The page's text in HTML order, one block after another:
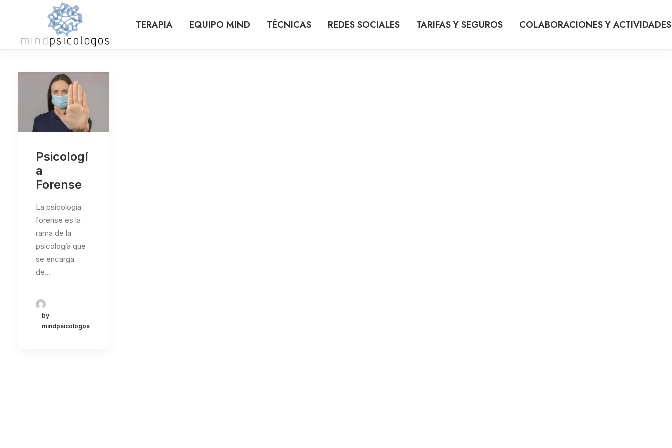
TERAPIA EQUIPO MIND TÉCNICAS REDES SOCIALES TARIFAS Y SEGUROS COLABORACIONES Y ACTIVIDADES
Psicologí
a
Forense
La psicología
forense es la
rama de la
psicología que
se encarga
de…
by
mindpsicologos